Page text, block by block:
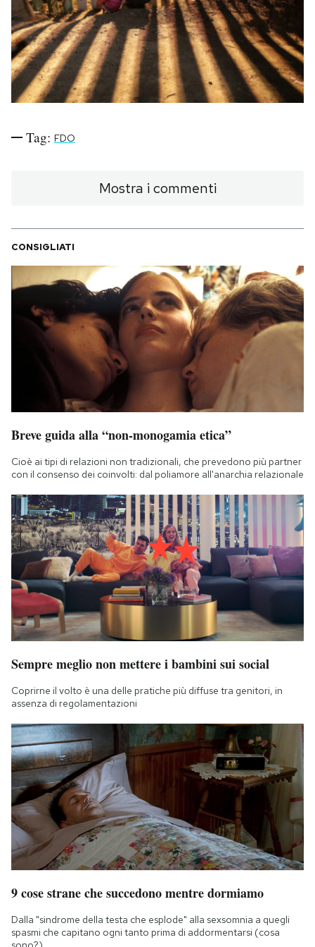
PODCAST
NEWSLETTER
Area Personale
Newsletter
Notifiche mobile
Regala il Post
Hai bisogno di aiuto?
Esci
Tag: FDO
Mostra i commenti
CONSIGLIATI
Breve guida alla “non-monogamia etica”
Cioè ai tipi di relazioni non tradizionali, che prevedono più partner
con il consenso dei coinvolti: dal poliamore all'anarchia relazionale
Sempre meglio non mettere i bambini sui social
Coprirne il volto è una delle pratiche più diffuse tra genitori, in
assenza di regolamentazioni
9 cose strane che succedono mentre dormiamo
Dalla "sindrome della testa che esplode" alla sexsomnia a quegli
spasmi che capitano ogni tanto prima di addormentarsi (cosa